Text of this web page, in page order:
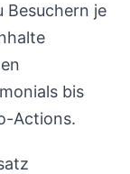
Besuchern je
bis
Actions.